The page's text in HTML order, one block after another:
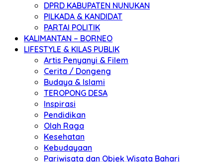
DPRD KABUPATEN NUNUKAN
PILKADA & KANDIDAT
PARTAI POLITIK
KALIMANTAN – BORNEO
LIFESTYLE & KILAS PUBLIK
Artis Penyanyi & Filem
Cerita / Dongeng
Budaya & Islami
TEROPONG DESA
Inspirasi
Pendidikan
Olah Raga
Kesehatan
Kebudayaan
Pariwisata dan Objek Wisata Bahari